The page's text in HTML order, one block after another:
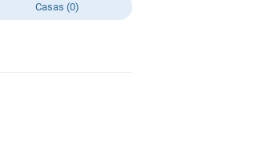
Casas (0)